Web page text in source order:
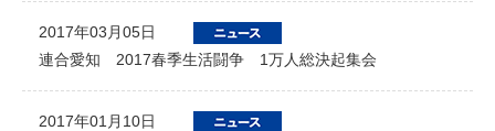
2017年03月05日
連合愛知 2017春季生活闘争 1万人総決起集会
2017年01月10日